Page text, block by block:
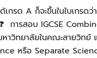
กรด A ก็จะขึ้นในใบเกรดว่
การสอบ IGCSE
าวิทยาลัยในคณะสายวิท
หรือ Separate